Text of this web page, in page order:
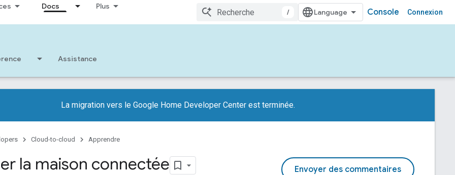
Docs Plus
/ Console Connexion
Assistance
La migration vers le Google Home Developer Center est terminée.
Cloud-to-cloud Apprendre
Envoyer des commentaires
la maison connectée